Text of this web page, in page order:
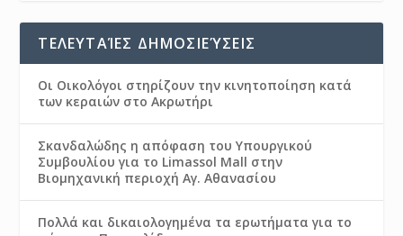
ΤΕΛΕΥΤΑΊΕΣ ΔΗΜΟΣΙΕΎΣΕΙΣ
Οι Οικολόγοι στηρίζουν την κινητοποίηση κατά
των κεραιών στο Ακρωτήρι
Σκανδαλώδης η απόφαση του Υπουργικού
Συμβουλίου για το Limassol Mall στην
Βιομηχανική περιοχή Αγ. Αθανασίου
Πολλά και δικαιολογημένα τα ερωτήματα για το